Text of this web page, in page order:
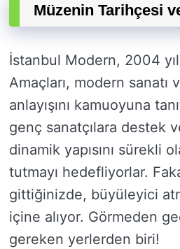
Müzenin Tarihçesi
İstanbul Modern, 2004
Amaçları, modern sanatı
anlayışını kamuoyuna
genç sanatçılara destek
dinamik yapısını sürekli
tutmayı hedefliyorlar.
gittiğinizde, büyüleyici
içine alıyor. Görmeden
gereken yerlerden biri!